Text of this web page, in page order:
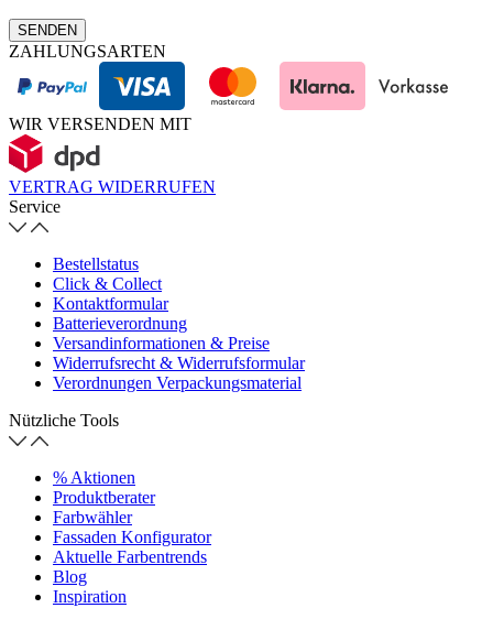
SENDEN
ZAHLUNGSARTEN
WIR VERSENDEN MIT
VERTRAG WIDERRUFEN
Service
Bestellstatus
Click & Collect
Kontaktformular
Batterieverordnung
Versandinformationen & Preise
Widerrufsrecht & Widerrufsformular
Verordnungen Verpackungsmaterial
Nützliche Tools
% Aktionen
Produktberater
Farbwähler
Fassaden Konfigurator
Aktuelle Farbentrends
Blog
Inspiration